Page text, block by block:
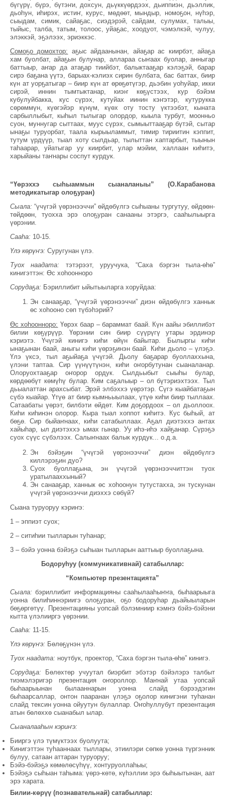
бүгүрү, бүрэ, бүтэҥи, дохсун, дьүккүөрдээх, дьиппиэн, дьэллик,
дьоһун, иһирэх, истиҥ, курус, мөдөөт, мындыр, номоҕон, нүһэр,
сыыдам, симик, сайаҕас, сиэдэрэй, сайдам, сулумах, талыы,
тыйыс, талба, татым, толоос, уйаҕас, хоодуот, чэмэлкэй, чулуу,
элэккэй, эҕэлээх, эриэккэс.
Сомоҕо домохтор: аҕыс айдаанынан, айаҕар ас киирбэт, айаҕа
хам буолбат, айаҕын булунар, аллараа сыҥаах буолар, анныгар
баттыыр, аҥар да атаҕар тиийбэт, балыктааҕар кэлэҕэй, барар
сирэ баҕана үүтэ, барыах-кэлиэх сирин булбата, бас баттах, биир
күн ат уорҕатыгар – биир күн ат өрөҕөтүгэр, дьэбин уоһуйар, икки
сирэй, иннин тымтыктанар, киэҥ көҕүстээх, кур бэйэм
кубулуйбакка, кус сүрэх, кутуйах иинин кэҥэтэр, кутурукка
сөрөммүн, күөгэйэр күнүм, күөх оту тосту үктээбэт, кыната
сарбыллыбыт, кыһыл тылыгар олордор, кыыла турбут, моонньо
суон, муннугар сыттаах, муус сүрэх, сымыыттааҕар бүтэй, сытар
ынаҕы туруорбат, таала кырыыламмыт, тимир тириитин кэппит,
тутум үрдүүр, тыал хоту сылдьар, тылыттан хаптарбыт, тыынын
таһаарар, уйатыгар уу киирбит, улар мэйии, халлаан киһитэ,
харыйаны таҥнары соспут курдук.
“Үөрэххэ сыһыаммын сыаналаныы” (О.Карабанова
методикатыгар олоҕуран)
Сыала: “үчүгэй үөрэнээччи” өйдөбүлгэ сыһыаны тургутуу, өйдөөн-
төйдөөн, туохха эрэ олоҕуран санааны этэргэ, сааһылыырга
үөрэнии.
Сааһа: 10-15.
Үлэ көрүҥэ: Суругунан үлэ.
Туох наадата: тэтэрээт, уруучука, “Саха бэргэн тыла-өһө”
кинигэттэн: Өс хоһоонноро
Сорудаҕа: Бэриллибит ыйытыыларга хоруйдаа:
Эн санааҕар, “үчүгэй үөрэнээччи” диэн өйдөбүлгэ ханнык
өс хоһооно сөп түбэһэрий?
Өс хоһоонноро: Үөрэх баар – бараммат баай. Күн аайы эбиллибэт
билии көҕүрүүр. Үөрэнии син биир сүүрүгү утары эрдинэр
кэриэтэ. Үчүгэй кинигэ киһи өйүн байытар. Былыргы киһи
ынаҕынан баай, аныгы киһи үөрэҕинэн баай. Киһи дьоло – үлэҕэ.
Үлэ үксэ, тыл аҕыйаҕа үчүгэй. Дьолу баҕарар буоллаххына,
үлэни таптаа. Сир үүнүүтүнэн, киһи оҥорбутунан сыаналанар.
Олоруохтааҕар оҥорор ордук. Сылдьыбыт сыыһы булар,
көрдөөбүт көмүһү булар. Ким саҕалыыр – ол бүтэриэхтээх. Тыл
дьыалаттан арахсыбат. Эрэй элбэххэ үөрэтэр. Сүгэ кыайбатаҕын
сүбэ кыайар. Үтүө ат биир кымньыылаах, үтүө киһи биир тыллаах.
Сатаабаты үөрэт, билбэти өйдөт. Ким доҕордоох – ол дьоллоох.
Киһи киһинэн олорор. Кыра тыал хоппот киһитэ. Кус быһый, ат
бөҕө. Сир быйаҥнаах, киһи сатабыллаах. Аҕал диэтэххэ антах
хайыһар, ыл диэтэххэ ымах гынар. Уу иһэ-иһэ хайҕанар. Сүрэҕэ
суох сүүс сүбэлээх. Салыҥнаах балык курдук... о.д.а.
Эн бэйэҕин “үчүгэй үөрэнээччи” диэн өйдөбүлгэ
киллэрэҕин дуо?
Суох буоллаҕына, эн үчүгэй үөрэнээччиттэн туох
уратылааххыный?
Эн санааҕар, ханнык өс хоһоонун тутустахха, эн тускунан
үчүгэй үөрэнээччи диэххэ сөбүй?
Сыана туруоруу кэриҥэ:
1 – эппиэт суох;
2 – ситиһии тылларын туһанар;
3 – бэйэ уонна бэйэҕэ сыһыан тылларын ааттыыр буоллаҕына.
Бодоруһуу (коммуникативнай) сатабыллар:
“Компьютер презентацията”
Сыала: бэриллибит информацияны сааһылааһыҥҥа, быһаарыыга
уонна билиһиннэриигэ олоҕуран, оҕо бодоруһар дьайыыларын
бөҕөргөтүү. Презентацияны уопсай бэлэмниир кэмҥэ бэйэ-бэйэни
кытта үлэлииргэ үөрэнии.
Сааһа: 11-15.
Үлэ көрүҥэ: Бөлөҕүнэн үлэ.
Туох наадата: ноутбук, проектор, “Саха бэргэн тыла-өһө” кинигэ.
Сорудаҕа: Бөлөхтөр учуутал биэрбит эбэтэр бэйэлэрэ талбыт
тиэмэлэригэр презентация оҥороллор. Маҥнай утаа уопсай
быһаарыынан былааннарын уонна слайд бэрээдэгин
быһаарсаллар, онтон пааранан үлэҕэ оҕолор кинигэни туһанан
слайд тексин уонна ойуутун булаллар. Оҥоһуллубут презентация
атын бөлөххө сыанабыл ылар.
Сыаналааһын кэриҥэ:
Бииргэ үлэ түмүктээх буолуута;
Кинигэттэн туһааннаах тыллары, этиилэри сөпкө уонна түргэнник
булуу, сатаан аттаран туруоруу;
Бэйэ-бэйэҕэ көмөлөсүһүү, хонтуруоллаһыы;
Бэйэҕэ сыһыан таһыма: үөрэ-көтө, күһэллии эрэ быһыытынан, аат
эрэ харата.
Билии-көрүү (познавательнай) сатабыллар: